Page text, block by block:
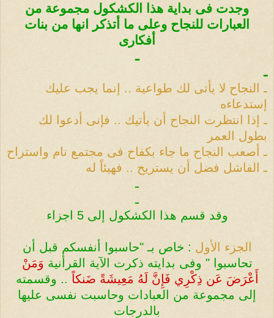
وجدت فى بداية هذا الكشكول مجموعة من
العبارات للنجاح وعلى ما أتذكر انها من بنات
أفكارى
ـ
ـ
ـ النجاح لا يأتى لك طواعية .. إنما يجب عليك
إستدعاءه
ـ إذا انتظرت النجاح أن يأتيك .. فإنى أدعوا لك
بطول العمر
ـ أصعب النجاح ما جاء بكفاح فى مجتمع نام واستراح
ـ الفاشل فضل أن يستريح .. فهيئاً له
ـ
ـ
وقد قسم هذا الكشكول إلى 5 اجزاء
الجزء الأول : خاص بـ "حاسبوا أنفسكم قبل أن
تحاسبوا " وفى بدايته ذكرت الآية القرأنية وَمَنْ
أَعْرَضَ عَن ذِكْرِي فَإِنَّ لَهُ مَعِيشَةً ضَنكاً .. وقسمته
إلى مجموعة من العبادات وحاسبت نفسى عليها
بالدرجات